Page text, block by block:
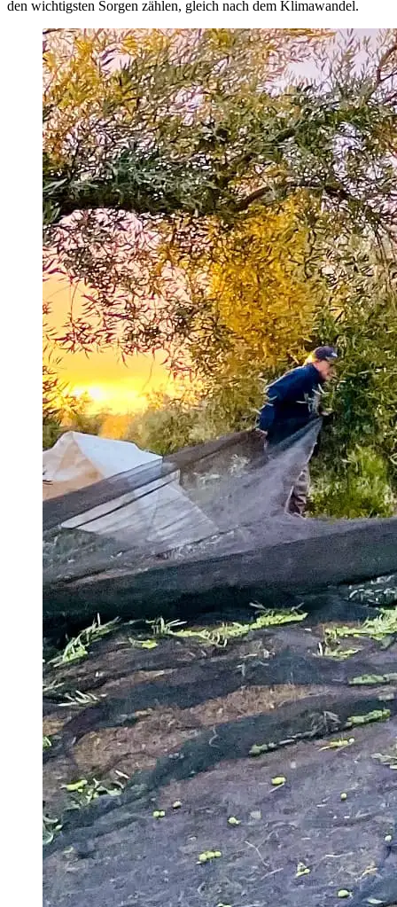
den wichtigsten Sorgen zählen, gleich nach dem Klimawandel.